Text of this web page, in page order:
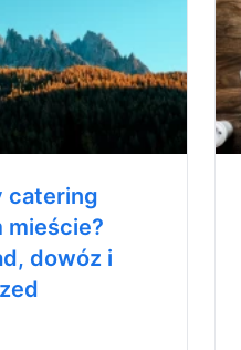
catering
dowóz i